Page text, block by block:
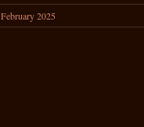
February 2025